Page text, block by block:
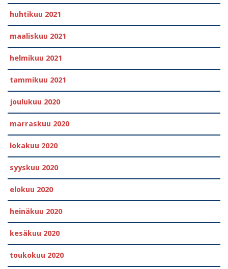
huhtikuu 2021
maaliskuu 2021
helmikuu 2021
tammikuu 2021
joulukuu 2020
marraskuu 2020
lokakuu 2020
syyskuu 2020
elokuu 2020
heinäkuu 2020
kesäkuu 2020
toukokuu 2020